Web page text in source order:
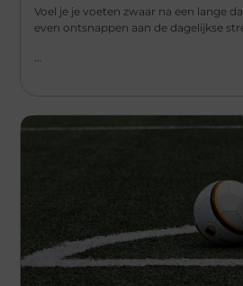
Voel je je voeten zwaar na een lange
even ontsnappen aan de dagelijkse